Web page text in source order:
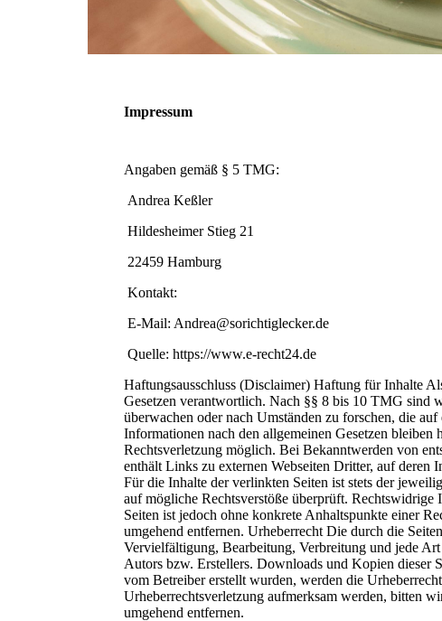
Impressum
Angaben gemäß § 5 TMG:
Andrea Keßler
Hildesheimer Stieg 21
22459 Hamburg
Kontakt:
E-Mail: Andrea@sorichtiglecker.de
Quelle: https://www.e-recht24.de
Haftungsausschluss (Disclaimer) Haftung für Inhalte
Gesetzen verantwortlich. Nach §§ 8 bis 10 TMG sind
überwachen oder nach Umständen zu forschen, die
Informationen nach den allgemeinen Gesetzen
Rechtsverletzung möglich. Bei Bekanntwerden von
enthält Links zu externen Webseiten Dritter, auf deren
Für die Inhalte der verlinkten Seiten ist stets der
auf mögliche Rechtsverstöße überprüft.
Seiten ist jedoch ohne konkrete Anhaltspunkte einer
umgehend entfernen. Urheberrecht Die durch die
Vervielfältigung, Bearbeitung, Verbreitung und jede
Autors bzw. Erstellers. Downloads und Kopien dieser
vom Betreiber erstellt wurden, werden die
Urheberrechtsverletzung aufmerksam werden, bitten
umgehend entfernen.